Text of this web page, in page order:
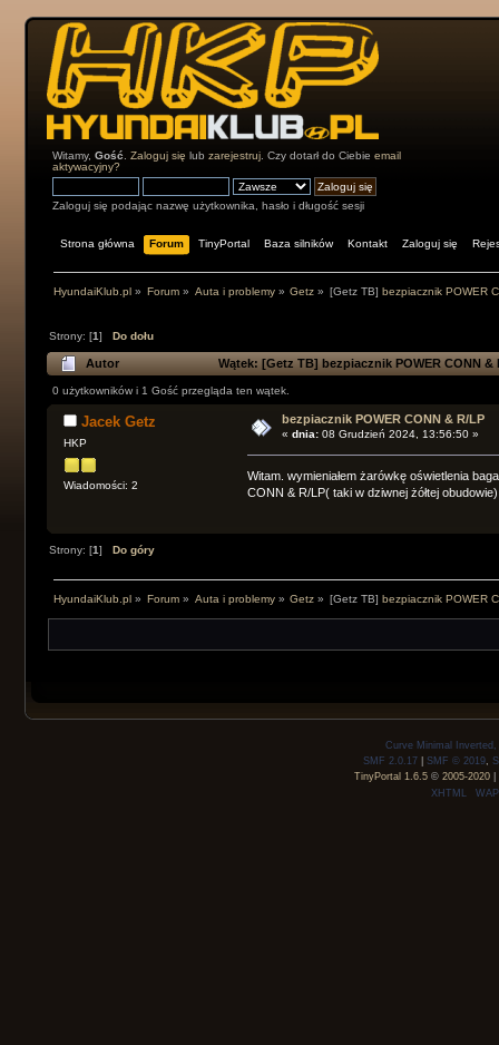
Witamy,Gość .Zaloguj się lubzarejestruj . Czy dotarł do Ciebieemail
aktywacyjny?
Zaloguj się podając nazwę użytkownika, hasło i długość sesji
Strona główna Forum TinyPortal Baza silników Kontakt Zaloguj się
HyundaiKlub.pl» Forum» Auta i problemy» Getz » [Getz TB] bezpiacznik POWER
Strony: [1] Do dołu
Autor Wątek: [Getz TB] bezpiacznik POWER CONN
0 użytkowników i 1 Gość przegląda ten wątek.
Jacek Getz
HKP
Wiadomości: 2
bezpiacznik POWER CONN & R/LP
«dnia: 08 Grudzień 2024, 13:56:50 »
Witam. wymieniałem żarówkę oświetlenia
CONN & R/LP( taki w dziwnej żółtej
Strony: [1]Do góry
HyundaiKlub.pl» Forum» Auta i problemy» Getz » [Getz TB] bezpiacznik POWER
Curve Minimal
SMF 2.0.17 |SMF © 2019,
TinyPortal 1.6.5© 2005-2020|
XHTML